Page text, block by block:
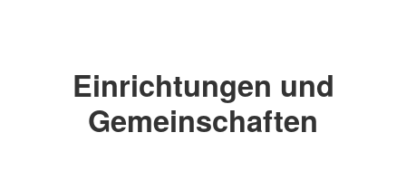
Einrichtungen und
Gemeinschaften